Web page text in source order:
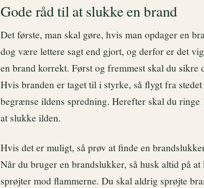
Gode råd til at slukke en brand
Det første, man skal gøre, hvis man opdager en
dog være lettere sagt end gjort, og derfor er det
en brand korrekt. Først og fremmest skal du sikre
Hvis branden er taget til i styrke, så flygt fra
begrænse ildens spredning. Herefter skal du
at slukke ilden.
Hvis det er muligt, så prøv at finde en
Når du bruger en brandslukker, så husk altid på
sprøjter mod flammerne. Du skal aldrig sprøjte